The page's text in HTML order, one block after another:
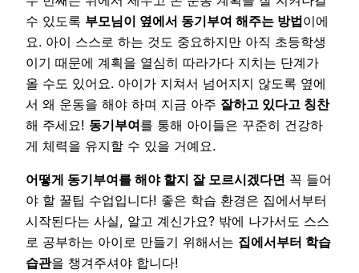
수 있도록 부모님이 옆에서 동기부여 해주는 방법이에
요. 아이 스스로 하는 것도 중요하지만 아직 초등학생
이기 때문에 계획을 열심히 따라가다 지치는 단계가
올 수도 있어요. 아이가 지쳐서 넘어지지 않도록 옆에
서 왜 운동을 해야 하며 지금 아주 잘하고 있다고 칭찬
해 주세요! 동기부여를 통해 아이들은 꾸준히 건강하
게 체력을 유지할 수 있을 거예요.
어떻게 동기부여를 해야 할지 잘 모르시겠다면 꼭 들어
야 할 꿀팁 수업입니다! 좋은 학습 환경은 집에서부터
시작된다는 사실, 알고 계신가요? 밖에 나가서도 스스
로 공부하는 아이로 만들기 위해서는 집에서부터 학습
습관을 챙겨주셔야 합니다!